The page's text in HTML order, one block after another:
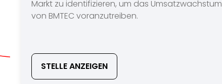
Markt zu identifizieren, um das Umsatzwachstum
von BMTEC voranzutreiben.
STELLE ANZEIGEN